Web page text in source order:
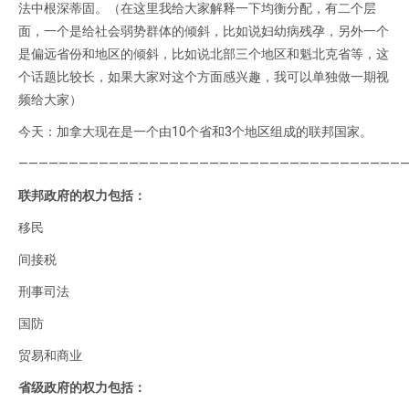
法中根深蒂固。（在这里我给大家解释一下均衡分配，有二个层
面，一个是给社会弱势群体的倾斜，比如说妇幼病残孕，另外一个
是偏远省份和地区的倾斜，比如说北部三个地区和魁北克省等，这
个话题比较长，如果大家对这个方面感兴趣，我可以单独做一期视
频给大家）
今天：加拿大现在是一个由10个省和3个地区组成的联邦国家。
———————————————————————————————————————
联邦政府的权力包括：
移民
间接税
刑事司法
国防
贸易和商业
省级政府的权力包括：